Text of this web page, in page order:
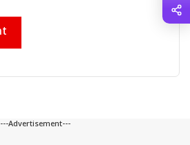
---Advertisement---